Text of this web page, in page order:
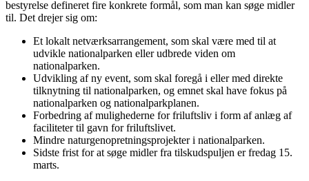
bestyrelse defineret fire konkrete formål, som man kan søge midler
til. Det drejer sig om:
Et lokalt netværksarrangement, som skal være med til at
udvikle nationalparken eller udbrede viden om
nationalparken.
Udvikling af ny event, som skal foregå i eller med direkte
tilknytning til nationalparken, og emnet skal have fokus på
nationalparken og nationalparkplanen.
Forbedring af mulighederne for friluftsliv i form af anlæg af
faciliteter til gavn for friluftslivet.
Mindre naturgenopretningsprojekter i nationalparken.
Sidste frist for at søge midler fra tilskudspuljen er fredag 15.
marts.